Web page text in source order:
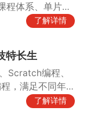
程体系、单片机
种竞赛素养课
了解详情
特长生
Scratch编程、
，满足不同年
了解详情